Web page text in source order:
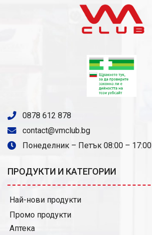
0878 612 878
contact@vmclub.bg
Понеделник – Петък 08:00 – 17:00
ПРОДУКТИ И КАТЕГОРИИ
Най-нови продукти
Промо продукти
Аптека